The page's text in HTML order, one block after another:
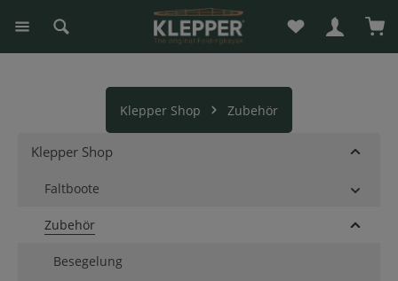
springen Du hast 0
Klepper Shop Zubehör
Klepper Shop
Faltboote
Zubehör
Besegelung